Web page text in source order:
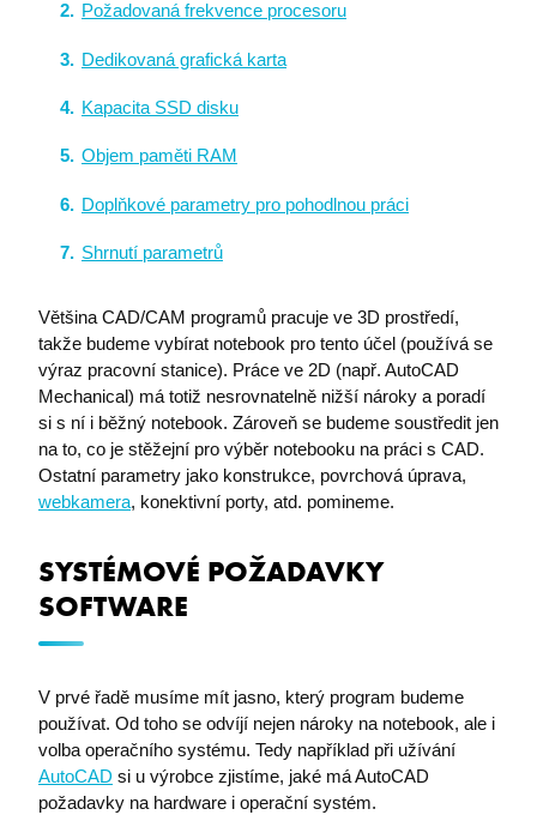
Požadovaná frekvence procesoru
Dedikovaná grafická karta
Kapacita SSD disku
Objem paměti RAM
Doplňkové parametry pro pohodlnou práci
Shrnutí parametrů
Většina CAD/CAM programů pracuje ve 3D prostředí,
takže budeme vybírat notebook pro tento účel (používá se
výraz pracovní stanice). Práce ve 2D (např. AutoCAD
Mechanical) má totiž nesrovnatelně nižší nároky a poradí
si s ní i běžný notebook. Zároveň se budeme soustředit jen
na to, co je stěžejní pro výběr notebooku na práci s CAD.
Ostatní parametry jako konstrukce, povrchová úprava,
webkamera, konektivní porty, atd. pomineme.
SYSTÉMOVÉ POŽADAVKY
SOFTWARE
V prvé řadě musíme mít jasno, který program budeme
používat. Od toho se odvíjí nejen nároky na notebook, ale i
volba operačního systému. Tedy například při užívání
AutoCAD si u výrobce zjistíme, jaké má AutoCAD
požadavky na hardware i operační systém.